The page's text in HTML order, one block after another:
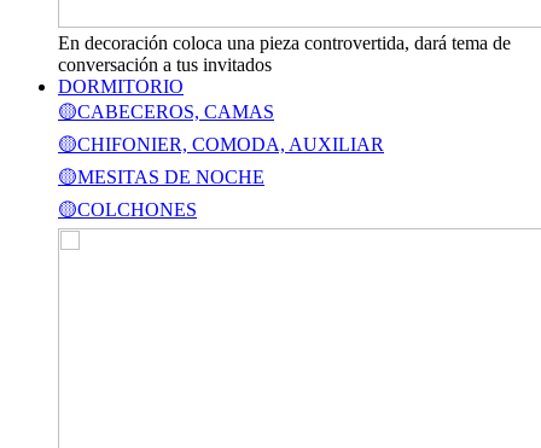
En decoración coloca una pieza controvertida, dará tema de
conversación a tus invitados
DORMITORIO
🟡CABECEROS, CAMAS
🟡CHIFONIER, COMODA, AUXILIAR
🟡MESITAS DE NOCHE
🟡COLCHONES